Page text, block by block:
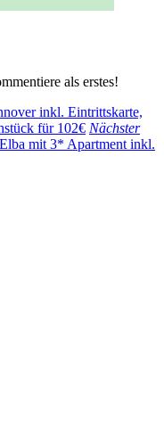
als erstes!
inkl. Eintrittskarte,
für 102€ Nächster
mit 3* Apartment inkl.